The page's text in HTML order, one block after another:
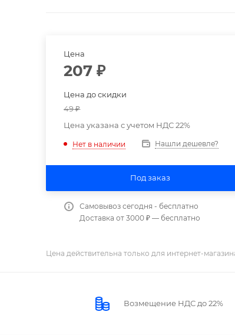
Цена
207 ₽
Цена до скидки
49₽
Цена указана с учетом НДС 22%
Нет в наличии Нашли дешевле?
Под заказ
Самовывоз сегодня - бесплатно
Доставка от 3000 ₽ — бесплатно
Цена действительна только для интернет-
Возмещение НДС до 22%